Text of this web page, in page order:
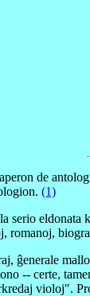
de
(1)
serio eldonata
romanoj,
ĝenerale
-- certe,
violoj".